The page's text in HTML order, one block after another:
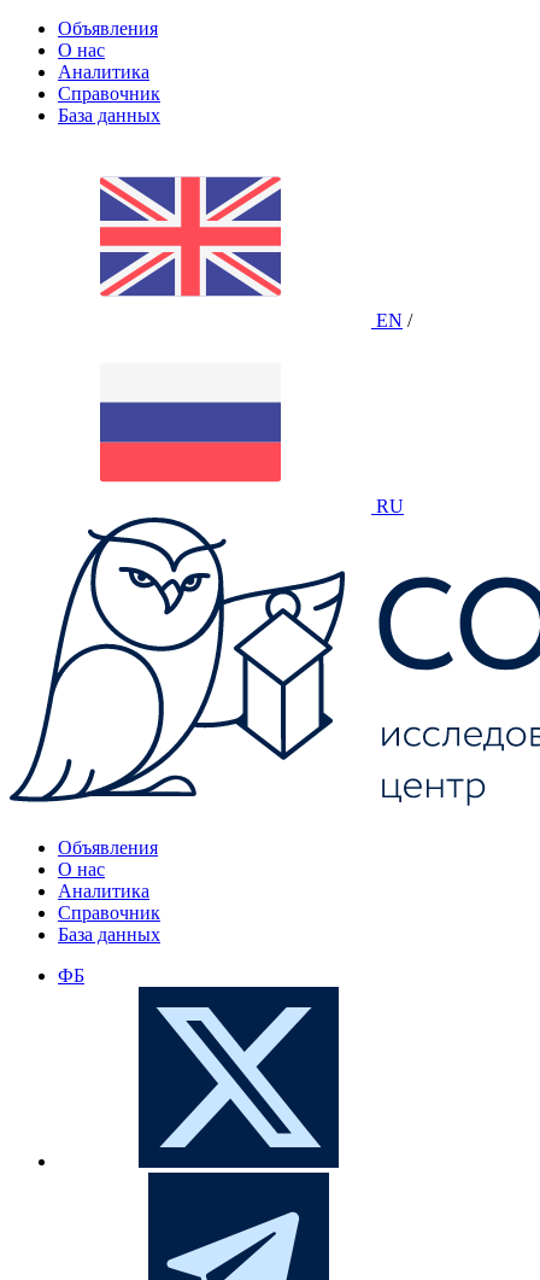
Объявления
О нас
Аналитика
Справочник
База данных
EN /
RU
Объявления
О нас
Аналитика
Справочник
База данных
ФБ